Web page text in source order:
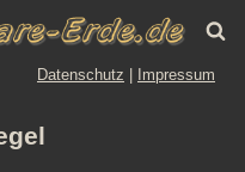
Datenschutz Impressum